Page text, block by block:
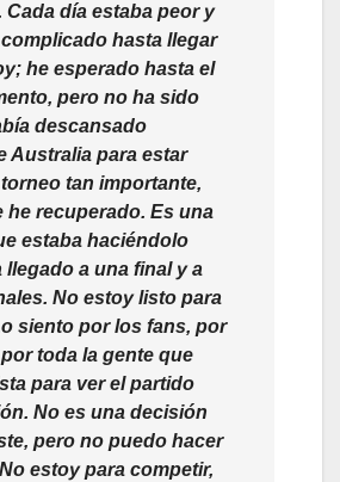
Cada día estaba peor y
hasta llegar
he esperado hasta el
pero no ha sido
descansado
Australia para estar
tan importante,
he recuperado. Es una
estaba haciéndolo
llegado a una final y a
No estoy listo para
siento por los fans, por
toda la gente que
para ver el partido
No es una decisión
pero no puedo hacer
estoy para competir,